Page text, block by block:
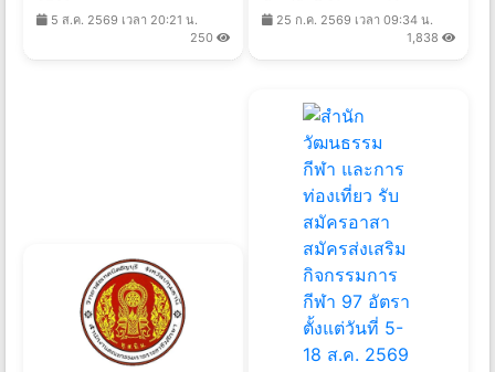
2569
5 ส.ค. 2569 เวลา 20:21 น.
250
ตั้งแต่วันที่ 31 ก.ค. - 10 ส.ค.
2569
25 ก.ค. 2569 เวลา 09:34 น.
1,838